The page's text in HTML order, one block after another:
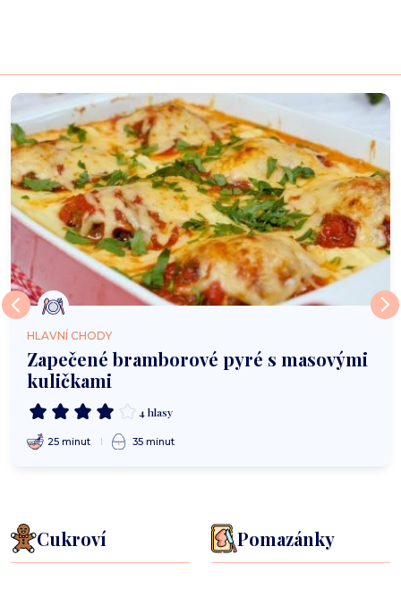
HLAVNÍ CHODY
Zapečené bramborové pyré s masovými
kuličkami
4 hlasy
25 minut 35 minut
Cukroví Pomazánky